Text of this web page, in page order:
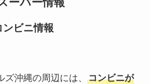
ーパー情報
ビニ情報
沖縄の周辺には、 コンビニが